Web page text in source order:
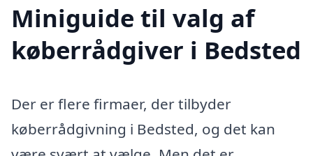
Miniguide til valg af
køberrådgiver i Bedsted
Der er flere firmaer, der tilbyder
køberrådgivning i Bedsted, og det kan